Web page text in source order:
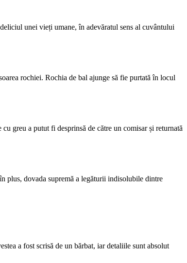
unei vieți umane, în adevăratul sens al cuvântului
rochiei. Rochia de bal ajunge să fie purtată în locul
greu a putut fi desprinsă de către un comisar și returnată
plus, dovada supremă a legăturii indisolubile dintre
a fost scrisă de un bărbat, iar detaliile sunt absolut